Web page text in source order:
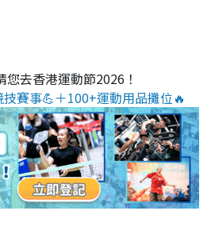
您去香港運動節2026！
賽事💪＋100+運動用品攤位🔥